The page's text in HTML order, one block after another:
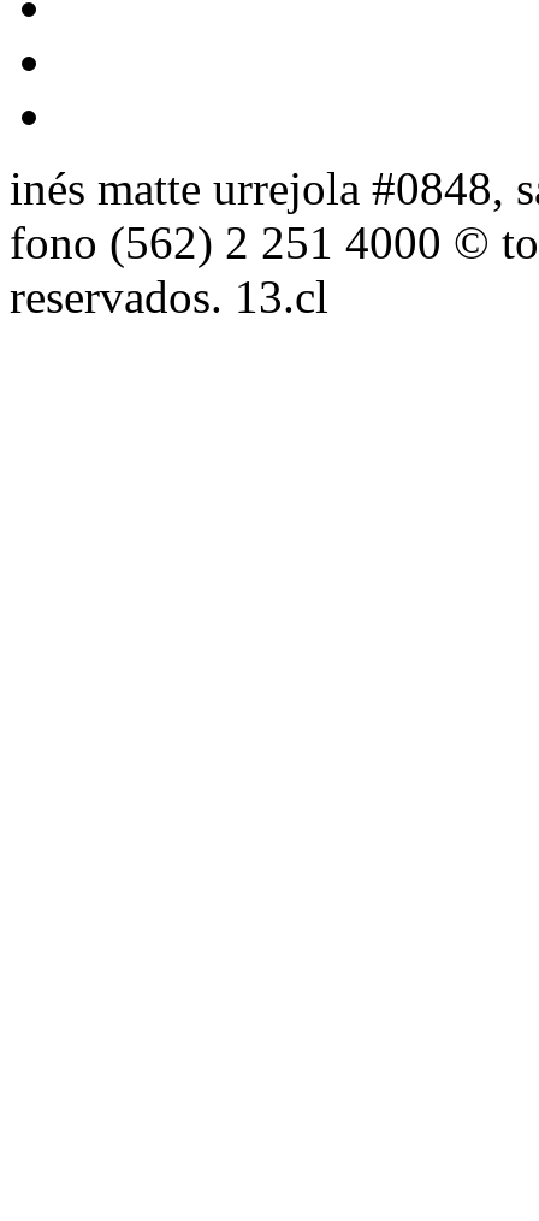
inés matte urrejola #0848,
fono (562) 2 251 4000 ©
reservados. 13.cl